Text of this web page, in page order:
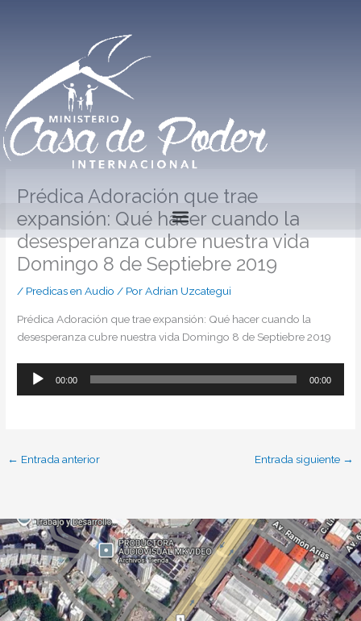
Prédica Adoración que trae
expansión: Qué hacer cuando la
desesperanza cubre nuestra vida
Domingo 8 de Septiebre 2019
/ Predicas en Audio / PorAdrian Uzcategui
Prédica Adoración que trae expansión: Qué hacer cuando la
desesperanza cubre nuestra vida Domingo 8 de Septiebre 2019
Reproductor
00:00 00:00
← Entrada anterior Entrada siguiente →